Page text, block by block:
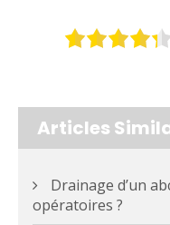
Articles
Drainage d’un
opératoires ?